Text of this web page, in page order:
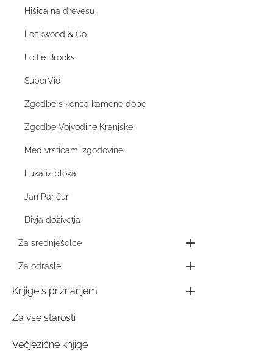
Hišica na drevesu
Lockwood & Co.
Lottie Brooks
SuperVid
Zgodbe s konca kamene dobe
Zgodbe Vojvodine Kranjske
Med vrsticami zgodovine
Luka iz bloka
Jan Pančur
Divja doživetja
Za srednješolce
Za odrasle
Knjige s priznanjem
Za vse starosti
Večjezične knjige